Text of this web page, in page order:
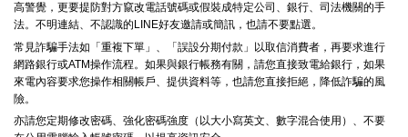
高警覺，更要提防對方竄改電話號碼或假裝成特定公司、銀行、司法機關的手
法。不明連結、不認識的LINE好友邀請或簡訊，也請不要點選。
常見詐騙手法如「重複下單」、「誤設分期付款」以取信消費者，再要求進行
網路銀行或ATM操作流程。如果與銀行帳務有關，請您直接致電給銀行，如果
來電內容要求您操作相關帳戶、提供資料等，也請您直接拒絕，降低詐騙的風
險。
亦請您定期修改密碼、強化密碼強度（以大小寫英文、數字混合使用）、不要